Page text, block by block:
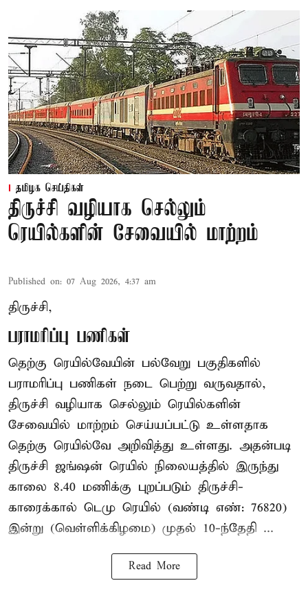
தமிழக செய்திகள்
திருச்சி வழியாக செல்லும்
ரெயில்களின் சேவையில் மாற்றம்
Published on: 07 Aug 2026, 4:37 am
திருச்சி,
பராமரிப்பு பணிகள்
தெற்கு ரெயில்வேயின் பல்வேறு பகுதிகளில்
பராமரிப்பு பணிகள் நடை பெற்று வருவதால்,
திருச்சி வழியாக செல்லும் ரெயில்களின்
சேவையில் மாற்றம் செய்யப்பட்டு உள்ளதாக
தெற்கு ரெயில்வே அறிவித்து உள்ளது. அதன்படி
திருச்சி ஜங்ஷன் ரெயில் நிலையத்தில் இருந்து
காலை 8.40 மணிக்கு புறப்படும் திருச்சி-
காரைக்கால் டெமு ரெயில் (வண்டி எண்: 76820)
இன்று (வெள்ளிக்கிழமை) முதல் 10-ந்தேதி ...
Read More